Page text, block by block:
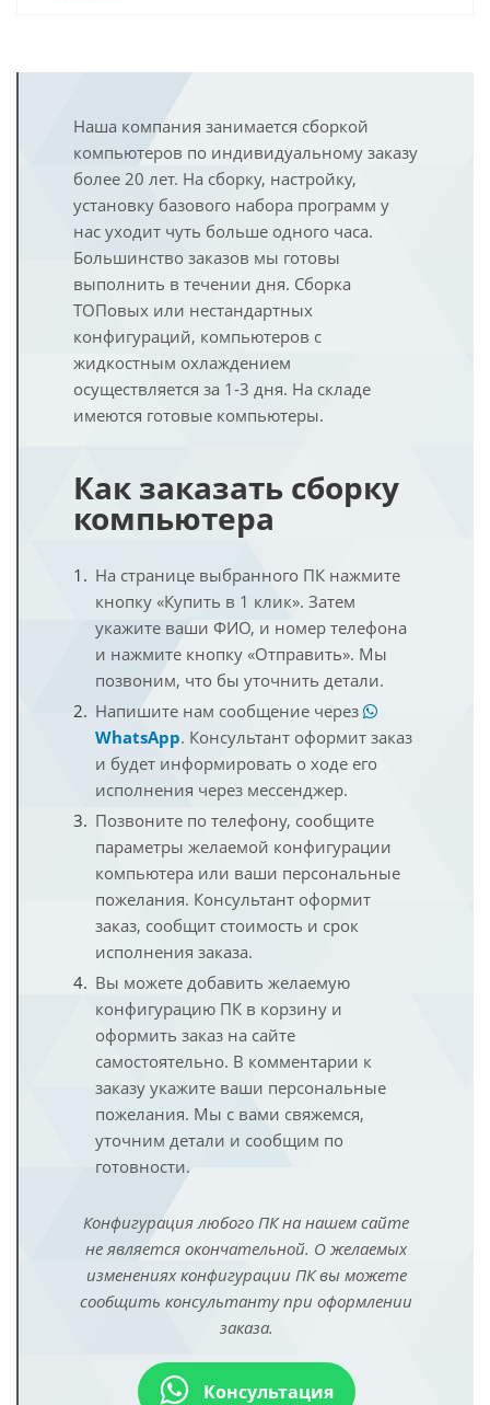
Наша компания занимается сборкой
компьютеров по индивидуальному заказу
более 20 лет. На сборку, настройку,
установку базового набора программ у
нас уходит чуть больше одного часа.
Большинство заказов мы готовы
выполнить в течении дня. Сборка
ТОПовых или нестандартных
конфигураций, компьютеров с
жидкостным охлаждением
осуществляется за 1-3 дня. На складе
имеются готовые компьютеры.
Как заказать сборку
компьютера
На странице выбранного ПК нажмите
кнопку «Купить в 1 клик». Затем
укажите ваши ФИО, и номер телефона
и нажмите кнопку «Отправить». Мы
позвоним, что бы уточнить детали.
Напишите нам сообщение через
WhatsApp. Консультант оформит заказ
и будет информировать о ходе его
исполнения через мессенджер.
Позвоните по телефону, сообщите
параметры желаемой конфигурации
компьютера или ваши персональные
пожелания. Консультант оформит
заказ, сообщит стоимость и срок
исполнения заказа.
Вы можете добавить желаемую
конфигурацию ПК в корзину и
оформить заказ на сайте
самостоятельно. В комментарии к
заказу укажите ваши персональные
пожелания. Мы с вами свяжемся,
уточним детали и сообщим по
готовности.
Конфигурация любого ПК на нашем сайте
не является окончательной. О желаемых
изменениях конфигурации ПК вы можете
сообщить консультанту при оформлении
заказа.
Консультация